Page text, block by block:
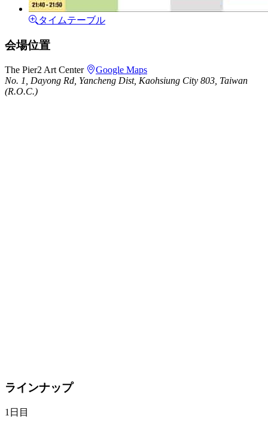
タイムテーブル
会場位置
The Pier2 Art Center
Google Maps
No. 1, Dayong Rd, Yancheng Dist, Kaohsiung City 803, Taiwan
(R.O.C.)
ラインナップ
1日目